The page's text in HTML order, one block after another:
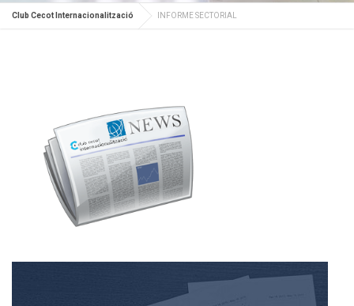
Club Cecot Internacionalització INFORME SECTORIAL